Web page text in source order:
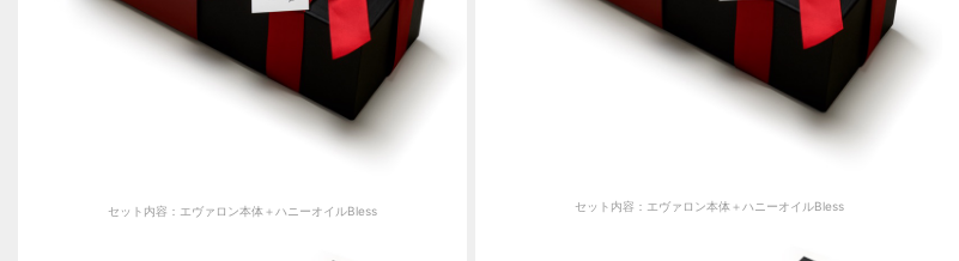
セット内容：エヴァロン本体＋ハニーオイルBless セット内容：エヴァロン本体＋ハニーオイルBless